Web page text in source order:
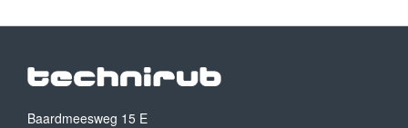
Baardmeesweg 15 E